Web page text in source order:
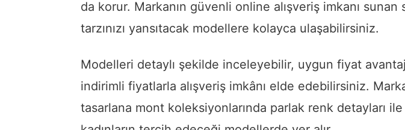
da korur. Markanın güvenli online alışveriş imkanı sunan
tarzınızı yansıtacak modellere kolayca ulaşabilirsiniz.
Modelleri detaylı şekilde inceleyebilir, uygun fiyat
indirimli fiyatlarla alışveriş imkânı elde edebilirsiniz.
tasarlana mont koleksiyonlarında parlak renk detayları